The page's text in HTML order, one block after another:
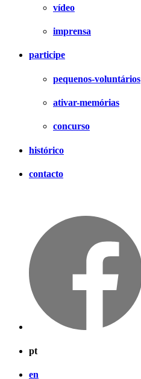
vídeo
imprensa
participe
pequenos-voluntários
ativar-memórias
concurso
histórico
contacto
pt
en